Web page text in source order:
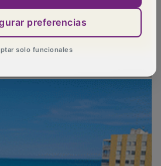
preferencias
solo funcionales